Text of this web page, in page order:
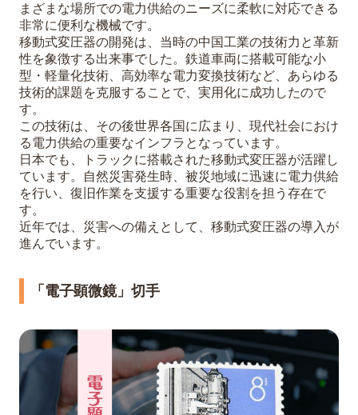
まざまな場所での電力供給のニーズに柔軟に対応できる
非常に便利な機械です。
移動式変圧器の開発は、当時の中国工業の技術力と革新
性を象徴する出来事でした。鉄道車両に搭載可能な小
型・軽量化技術、高効率な電力変換技術など、あらゆる
技術的課題を克服することで、実用化に成功したので
す。
この技術は、その後世界各国に広まり、現代社会におけ
る電力供給の重要なインフラとなっています。
日本でも、トラックに搭載された移動式変圧器が活躍し
ています。自然災害発生時、被災地域に迅速に電力供給
を行い、復旧作業を支援する重要な役割を担う存在で
す。
近年では、災害への備えとして、移動式変圧器の導入が
進んでいます。
「電子顕微鏡」切手